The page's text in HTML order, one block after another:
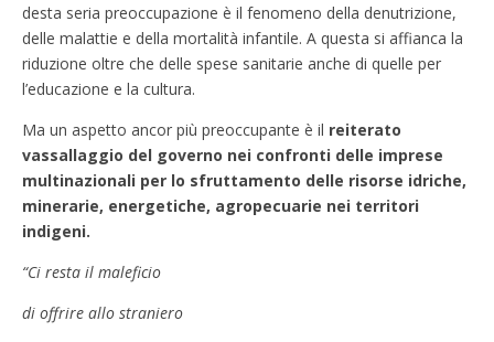
desta seria preoccupazione è il fenomeno della denutrizione,
delle malattie e della mortalità infantile. A questa si affianca la
riduzione oltre che delle spese sanitarie anche di quelle per
l’educazione e la cultura.
Ma un aspetto ancor più preoccupante è il reiterato
vassallaggio del governo nei confronti delle imprese
multinazionali per lo sfruttamento delle risorse idriche,
minerarie, energetiche, agropecuarie nei territori
indigeni.
“Ci resta il maleficio
di offrire allo straniero